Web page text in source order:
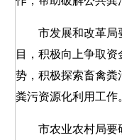
市发展和改革局
目，积极向上争取
势，积极探索畜禽粪
粪污资源化利用工作
市农业农村局要研